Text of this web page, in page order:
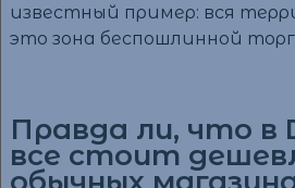
известный пример: вся
это зона беспошлинной
Правда ли, что в
все стоит
обычных